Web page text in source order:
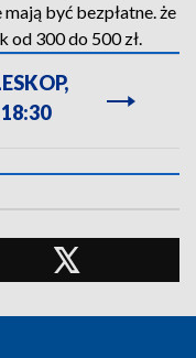
być bezpłatne. że
od 300 do 500 zł.